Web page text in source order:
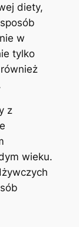
diety,
w
tylko
z
wieku.